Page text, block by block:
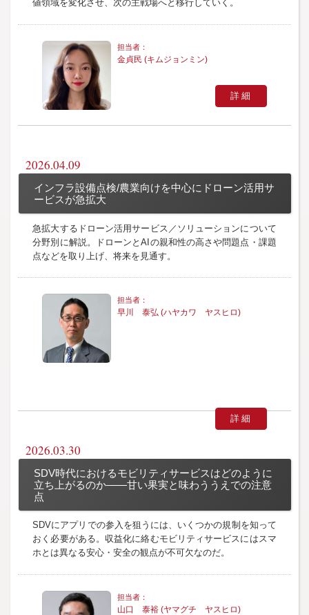
値領域を変化させ、次の主戦場へと移行していく。
金貞民 (キムジョンミン)
詳細
2026.04.09
インフラ設備点検/農業向けを中心にドローン活用サ
ービスが急拡大
急拡大するドローン活用サービス／ソリューションについて
分野別に解説。ドローンとAIの親和性の高さや問題点・課題
点などを取り上げ、将来を見通す。
早川 泰弘 (ハヤカワ ヤスヒロ)
詳細
2026.03.30
SDV時代におけるモビリティサービスはどのように
立ち上がるのか――甘い果実と味わううえでの注意
点
SDVにアプリでの参入を狙うには、いくつかの規制を知って
おく必要がある。収益化に絡むモビリティサービスにはスマ
ホとは異なる安心・安全の観点が不可欠なのだ。
山口 泰裕 (ヤマグチ ヤスヒロ)